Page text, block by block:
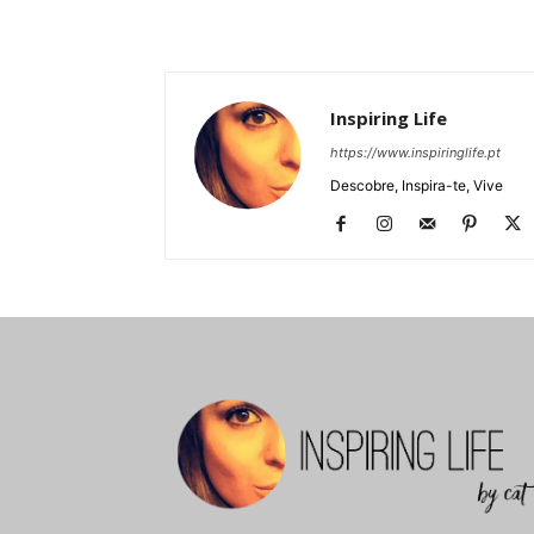
Inspiring Life
https://www.inspiringlife.pt
Descobre, Inspira-te, Vive